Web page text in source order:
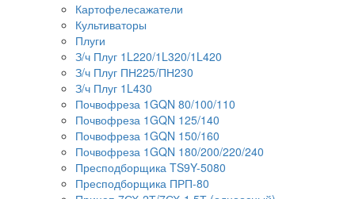
Картофелесажатели
Культиваторы
Плуги
З/ч Плуг 1L220/1L320/1L420
З/ч Плуг ПН225/ПН230
З/ч Плуг 1L430
Почвофреза 1GQN 80/100/110
Почвофреза 1GQN 125/140
Почвофреза 1GQN 150/160
Почвофреза 1GQN 180/200/220/240
Пресподборщика TS9Y-5080
Пресподборщика ПРП-80